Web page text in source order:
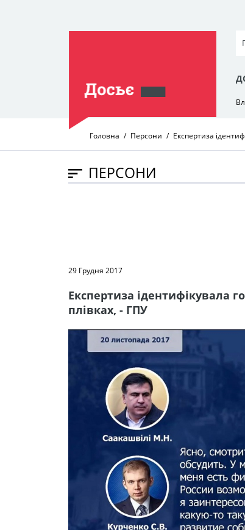
Головна Персони Експертиза
ПЕРСОНИ
29 Грудня 2017
Експертиза ідентифікувала
плівках, - ГПУ